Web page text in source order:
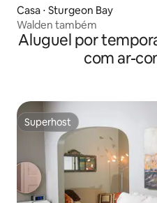
Casa ⋅ Sturgeon Bay
Walden também
Aluguel por
com ar-
Superhost
Superhost